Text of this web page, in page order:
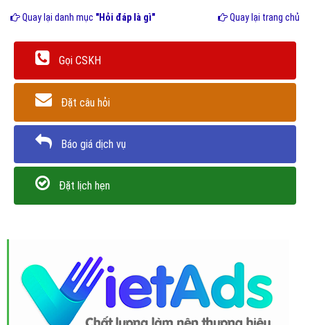
Quay lại danh mục "Hỏi đáp là gì" Quay lại trang chủ
Gọi CSKH
Đặt câu hỏi
Báo giá dịch vụ
Đặt lịch hẹn